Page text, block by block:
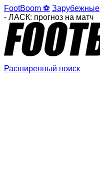
FootBoom ⚽ Зарубежные
- ЛАСК: прогноз на матч
Расширенный поиск